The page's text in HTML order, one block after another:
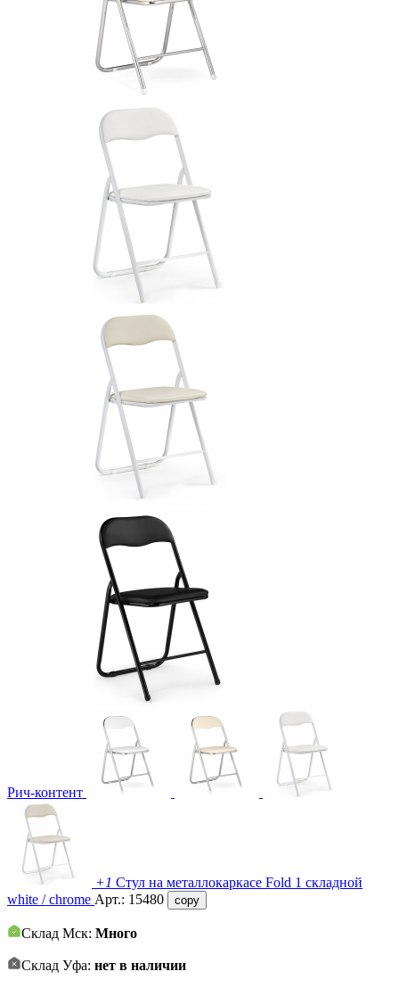
Рич-контент
+1 Стул на металлокаркасе Fold 1 складной
white / chrome Арт.: 15480 copy
Склад Мск: Много
Склад Уфа: нет в наличии